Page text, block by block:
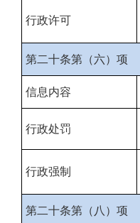
行政许可
第二十条第（六）项
信息内容
行政处罚
行政强制
第二十条第（八）项